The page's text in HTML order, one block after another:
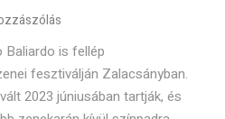
Baliardo is fellép
fesztiválján Zalacsányban.
2023 júniusában tartják, és